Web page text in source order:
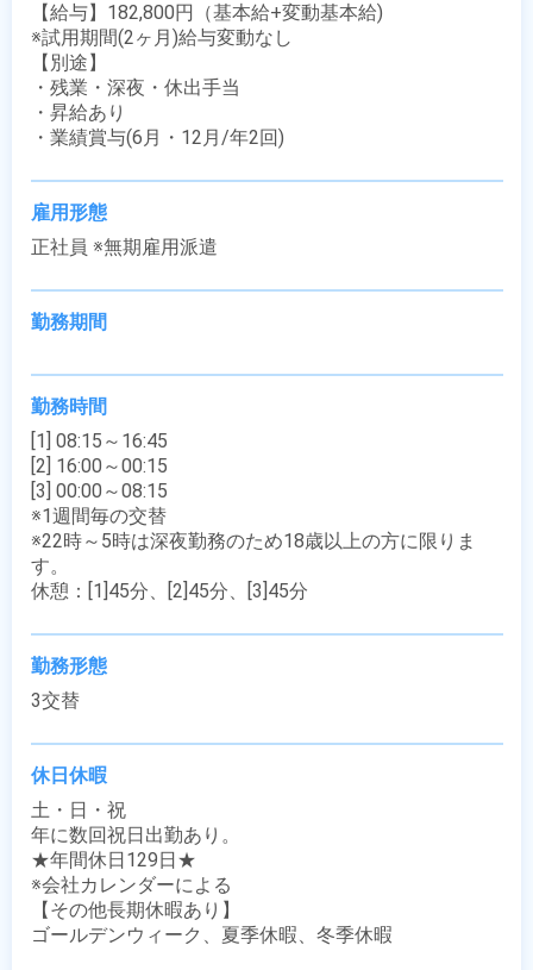
【給与】182,800円（基本給+変動基本給)
※試用期間(2ヶ月)給与変動なし
【別途】
・残業・深夜・休出手当
・昇給あり
・業績賞与(6月・12月/年2回)
雇用形態
正社員 ※無期雇用派遣
勤務期間
勤務時間
[1] 08:15～16:45
[2] 16:00～00:15
[3] 00:00～08:15
※1週間毎の交替
※22時～5時は深夜勤務のため18歳以上の方に限りま
す。
休憩：[1]45分、[2]45分、[3]45分
勤務形態
3交替
休日休暇
土・日・祝
年に数回祝日出勤あり。
★年間休日129日★
※会社カレンダーによる
【その他長期休暇あり】
ゴールデンウィーク、夏季休暇、冬季休暇